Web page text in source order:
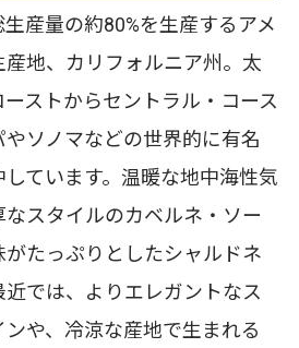
産量の約80%を生産するアメ
地、カリフォルニア州。太
ストからセントラル・コース
ソノマなどの世界的に有名
ています。温暖な地中海性気
スタイルのカベルネ・ソー
たっぷりとしたシャルドネ
では、よりエレガントなス
や、冷涼な産地で生まれる